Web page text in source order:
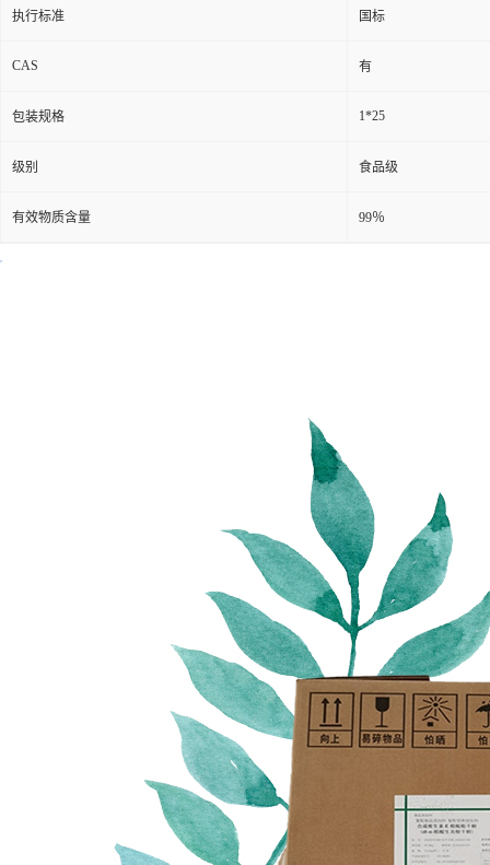
执行标准 国标
CAS 有
包装规格 1*25
级别 食品级
有效物质含量 99％